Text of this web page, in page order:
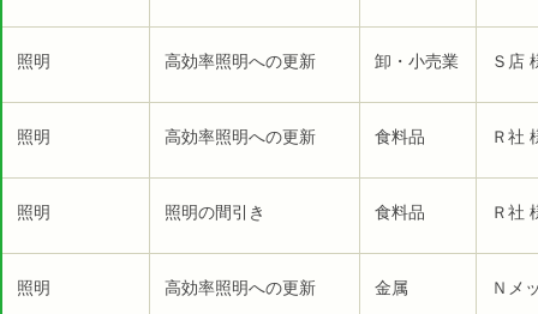
照明 高効率照明への更新 卸・小売業 Ｓ店
照明 高効率照明への更新 食料品 Ｒ社
照明 照明の間引き 食料品 Ｒ社
照明 高効率照明への更新 金属 Ｎメ